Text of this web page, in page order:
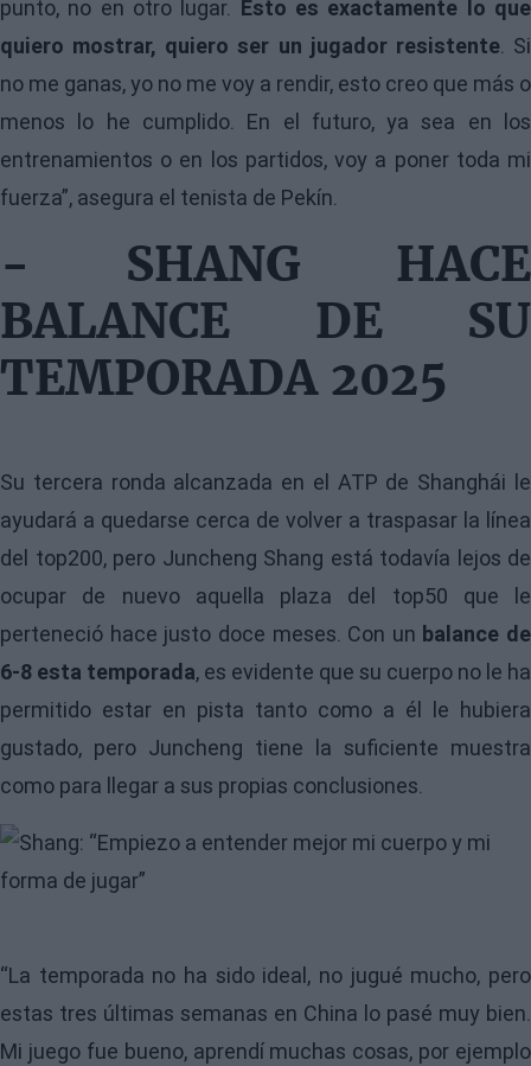
punto, no en otro lugar. Esto es exactamente lo que
quiero mostrar, quiero ser un jugador resistente. Si
no me ganas, yo no me voy a rendir, esto creo que más o
menos lo he cumplido. En el futuro, ya sea en los
entrenamientos o en los partidos, voy a poner toda mi
fuerza”, asegura el tenista de Pekín.
- SHANG HACE
BALANCE DE SU
TEMPORADA 2025
Su tercera ronda alcanzada en el ATP de Shanghái le
ayudará a quedarse cerca de volver a traspasar la línea
del top200, pero Juncheng Shang está todavía lejos de
ocupar de nuevo aquella plaza del top50 que le
perteneció hace justo doce meses. Con un balance de
6-8 esta temporada, es evidente que su cuerpo no le ha
permitido estar en pista tanto como a él le hubiera
gustado, pero Juncheng tiene la suficiente muestra
como para llegar a sus propias conclusiones.
Image
“La temporada no ha sido ideal, no jugué mucho, pero
estas tres últimas semanas en China lo pasé muy bien.
Mi juego fue bueno, aprendí muchas cosas, por ejemplo